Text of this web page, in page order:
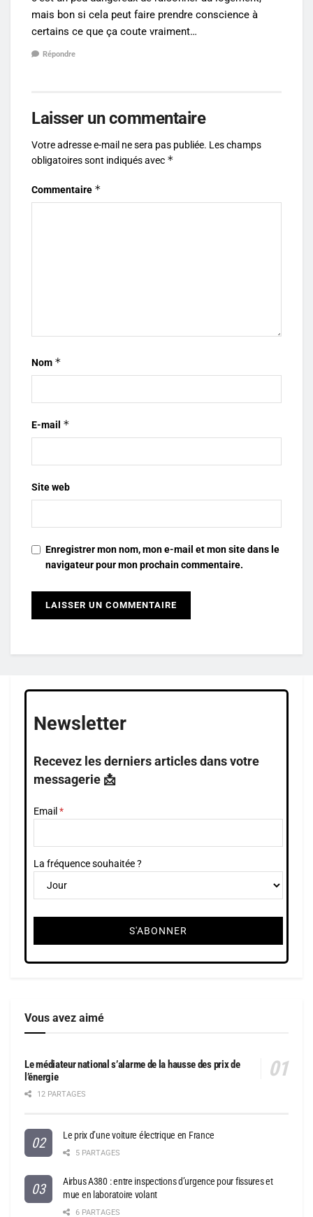
mais bon si cela peut faire prendre conscience à
certains ce que ça coute vraiment…
Répondre
Laisser un commentaire
Votre adresse e-mail ne sera pas publiée. Les champs
obligatoires sont indiqués avec *
Commentaire *
Nom *
E-mail *
Site web
Enregistrer mon nom, mon e-mail et mon site dans le
navigateur pour mon prochain commentaire.
Newsletter
Recevez les derniers articles dans votre
messagerie 📩
Email
La fréquence souhaitée ?
Vous avez aimé
Le médiateur national s’alarme de la hausse des prix de
l’énergie
12 PARTAGES
Le prix d’une voiture électrique en France
5 PARTAGES
Airbus A380 : entre inspections d’urgence pour fissures et
mue en laboratoire volant
6 PARTAGES